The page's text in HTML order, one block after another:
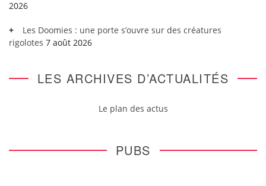
2026
Les Doomies : une porte s’ouvre sur des créatures
rigolotes 7 août 2026
LES ARCHIVES D’ACTUALITÉS
Le plan des actus
PUBS